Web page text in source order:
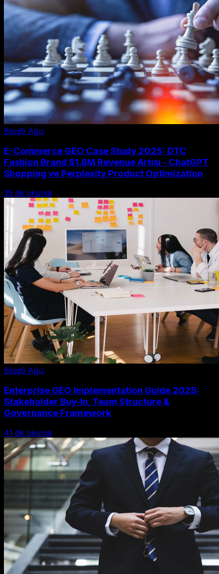
Blog9 Ağu
E-Commerce GEO Case Study 2025: DTC
Fashion Brand $1.8M Revenue Artışı - ChatGPT
Shopping ve Perplexity Product Optimization
35 dk okuma
Blog9 Ağu
Enterprise GEO Implementation Guide 2025:
Stakeholder Buy-In, Team Structure &
Governance Framework
41 dk okuma